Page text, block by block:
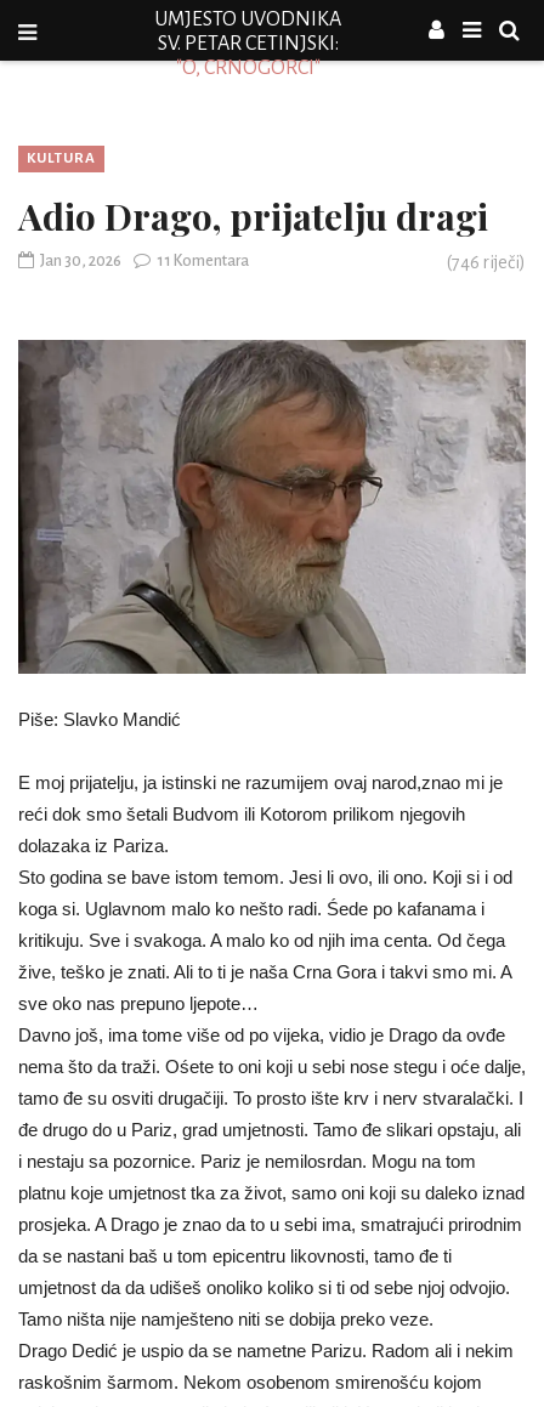
UMJESTO UVODNIKA
SV. PETAR CETINJSKI:
"O, CRNOGORCI"
KULTURA
Adio Drago, prijatelju dragi
Jan 30, 2026 11 Komentara (746 riječi)
Piše: Slavko Mandić
E moj prijatelju, ja istinski ne razumijem ovaj narod,znao mi je
reći dok smo šetali Budvom ili Kotorom prilikom njegovih
dolazaka iz Pariza.
Sto godina se bave istom temom. Jesi li ovo, ili ono. Koji si i od
koga si. Uglavnom malo ko nešto radi. Śede po kafanama i
kritikuju. Sve i svakoga. A malo ko od njih ima centa. Od čega
žive, teško je znati. Ali to ti je naša Crna Gora i takvi smo mi. A
sve oko nas prepuno ljepote…
Davno još, ima tome više od po vijeka, vidio je Drago da ovđe
nema što da traži. Ośete to oni koji u sebi nose stegu i oće dalje,
tamo đe su osviti drugačiji. To prosto ište krv i nerv stvaralački. I
đe drugo do u Pariz, grad umjetnosti. Tamo đe slikari opstaju, ali
i nestaju sa pozornice. Pariz je nemilosrdan. Mogu na tom
platnu koje umjetnost tka za život, samo oni koji su daleko iznad
prosjeka. A Drago je znao da to u sebi ima, smatrajući prirodnim
da se nastani baš u tom epicentru likovnosti, tamo đe ti
umjetnost da da udišeš onoliko koliko si ti od sebe njoj odvojio.
Tamo ništa nije namješteno niti se dobija preko veze.
Drago Dedić je uspio da se nametne Parizu. Radom ali i nekim
raskošnim šarmom. Nekom osobenom smirenošću kojom